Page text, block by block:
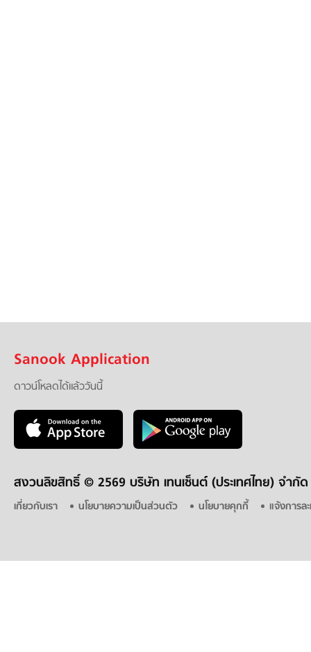
Sanook Application
ดาวน์โหลดได้แล้ววันนี้
สงวนลิขสิทธิ์ © 2569 บริษัท เทนเซ็นต์ (ประเทศไทย) จำกัด
เกี่ยวกับเรา นโยบายความเป็นส่วนตัว นโยบายคุกกี้ แจ้งการล